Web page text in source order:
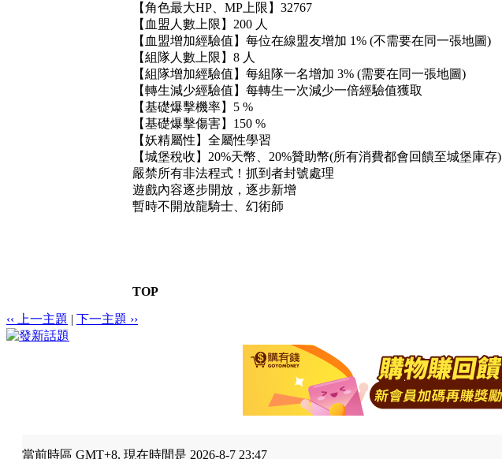
【角色最大HP、MP上限】32767
【血盟人數上限】200 人
【血盟增加經驗值】每位在線盟友增加 1% (不需要在同一張地圖)
【組隊人數上限】8 人
【組隊增加經驗值】每組隊一名增加 3% (需要在同一張地圖)
【轉生減少經驗值】每轉生一次減少一倍經驗值獲取
【基礎爆擊機率】5 %
【基礎爆擊傷害】150 %
【妖精屬性】全屬性學習
【城堡稅收】20%天幣、20%贊助幣(所有消費都會回饋至城堡庫存)
嚴禁所有非法程式！抓到者封號處理
遊戲內容逐步開放，逐步新增
暫時不開放龍騎士、幻術師
TOP
‹‹ 上一主題 | 下一主題 ››
當前時區 GMT+8, 現在時間是 2026-8-7 23:47